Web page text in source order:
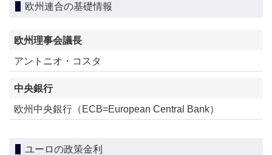
欧州連合の基礎情報
欧州理事会議長
アントニオ・コスタ
中央銀行
欧州中央銀行（ECB=European Central Bank）
ユーロの政策金利